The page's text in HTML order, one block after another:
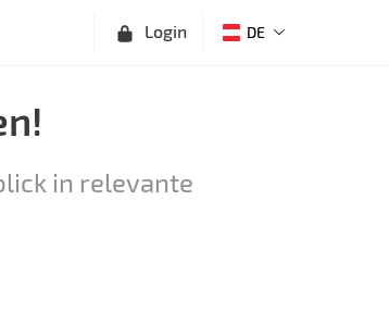
Login DE
in relevante